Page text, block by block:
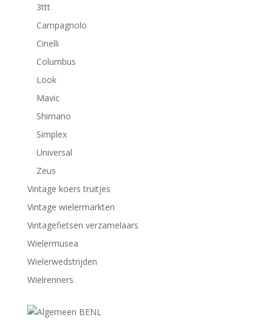
3ttt
Campagnolo
Cinelli
Columbus
Look
Mavic
Shimano
Simplex
Universal
Zeus
Vintage koers truitjes
Vintage wielermarkten
Vintagefietsen verzamelaars
Wielermusea
Wielerwedstrijden
Wielrenners